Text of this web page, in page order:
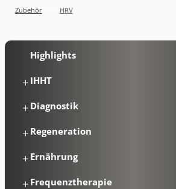
Zubehör HRV
Highlights
IHHT
Diagnostik
Regeneration
Ernährung
Frequenztherapie